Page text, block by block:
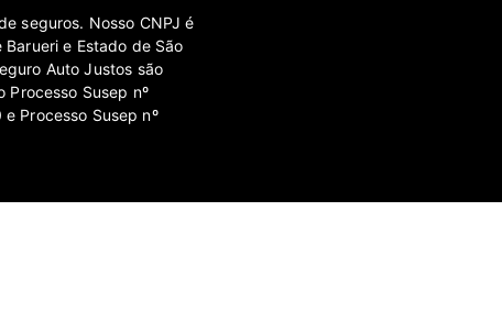
seguros. Nosso CNPJ é
e Estado de São
Auto Justos são
Processo Susep nº
Processo Susep nº